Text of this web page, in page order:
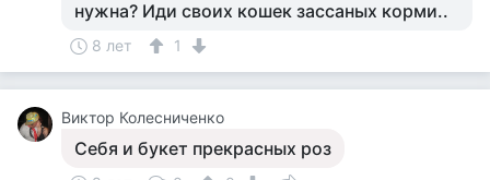
нужна? Иди своих кошек зассаных корми..
8 лет 1
Виктор Колесниченко
Себя и букет прекрасных роз